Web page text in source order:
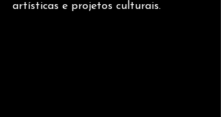
artísticas e projetos culturais.